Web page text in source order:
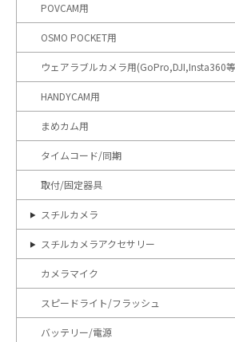
POVCAM用
OSMO POCKET用
ウェアラブルカメラ用(GoPro,DJI,Insta360
HANDYCAM用
まめカム用
タイムコード/同期
取付/固定器具
スチルカメラ
スチルカメラアクセサリー
カメラマイク
スピードライト/フラッシュ
バッテリー/電源